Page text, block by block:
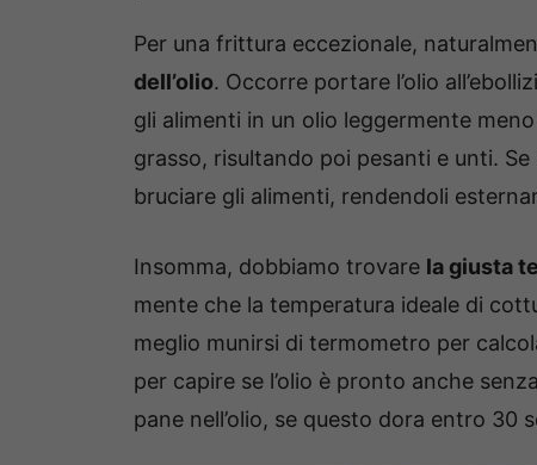
Per una frittura eccezionale,
dell’olio. Occorre portare l’olio
gli alimenti in un olio leggermente
grasso, risultando poi pesanti e unti.
bruciare gli alimenti, rendendoli
Insomma, dobbiamo trovare la giusta
mente che la temperatura ideale di
meglio munirsi di termometro per
per capire se l’olio è pronto anche
pane nell’olio, se questo dora entro 30